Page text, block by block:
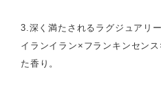
3.深く満たされるラグジュアリ
イランイラン×フランキンセン
た香り。